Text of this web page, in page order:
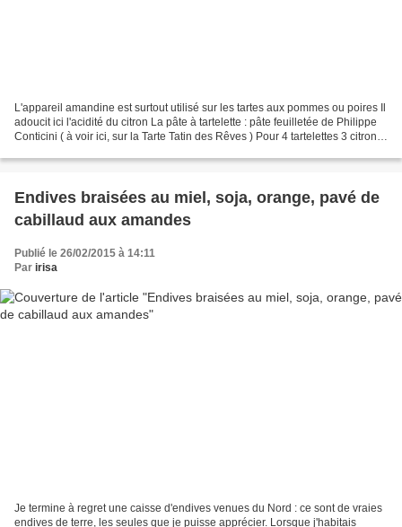
L'appareil amandine est surtout utilisé sur les tartes aux pommes ou poires Il
adoucit ici l'acidité du citron La pâte à tartelette : pâte feuilletée de Philippe
Conticini ( à voir ici, sur la Tarte Tatin des Rêves ) Pour 4 tartelettes 3 citrons
Endives braisées au miel, soja, orange, pavé de
cabillaud aux amandes
Publié le 26/02/2015 à 14:11
Par irisa
Je termine à regret une caisse d'endives venues du Nord : ce sont de vraies
endives de terre, les seules que je puisse apprécier. Lorsque j'habitais